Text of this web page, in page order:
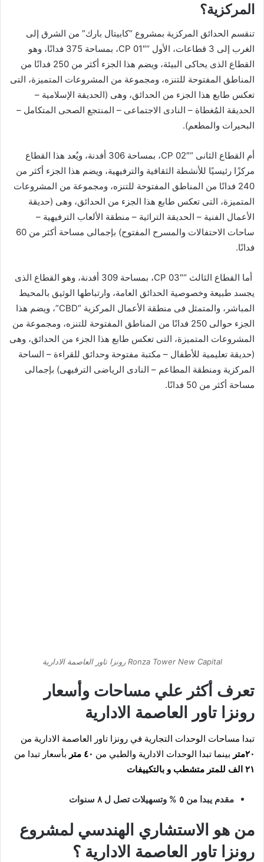
المركزية؟
تنقسم الحدائق المركزية بمشروع “كابيتال بارك” من الشرق إلى
الغرب إلى 3 قطاعات، الأول “CP 01″، بمساحة 375 فدانًا، وهو
القطاع الذى يحاكى البيئة، ويضم هذا الجزء أكثر من 250 فدانًا من
المناطق المفتوحة للتنزه، ومجموعة من المشروعات المتميزة، التى
تعكس طابع هذا الجزء من الحدائق، وهى (الحديقة الإسلامية –
الحديقة المُغطاة – النادى الاجتماعى – المنتجع الصحى المتكامل –
البحيرات والمطعم).
أم القطاع الثانى “CP 02″، بمساحة 306 أفدنة، ويُعد هذا القطاع
مركزًا رئيسيًا للأنشطة الثقافية والترفيهية، ويضم هذا الجزء أكثر من
240 فدانًا من المناطق المفتوحة للتنزه، ومجموعة من المشروعات
المتميزة، التى تعكس طابع هذا الجزء من الحدائق، وهى (حديقة
الأعمال الفنية – الحديقة التراثية – منطقة الألعاب الترفيهية –
ساحات الاحتفالات والمسرح المفتوح) بإجمالى مساحة أكثر من 60
فدانًا.
أما القطاع الثالث “CP 03″، بمساحة 309 أفدنة، وهو القطاع الذى
يجسد طبيعة وخصوصية الحدائق العامة، وارتباطها الوثيق بالمحيط
المباشر، والمتمثل فى منطقة الأعمال المركزية “CBD”، ويضم هذا
الجزء حوالى 250 فدانًا من المناطق المفتوحة للتنزه، ومجموعة من
المشروعات المتميزة، التى تعكس طابع هذا الجزء من الحدائق، وهى
(حديقة تعليمية للأطفال – مكتبة مفتوحة وحدائق للقراءة – الساحة
المركزية ومنطقة المطاعم – النادى الرياضى الترفيهى) بإجمالى
مساحة أكثر من 50 فدانًا.
Ronza Tower New Capital رونزا تاور العاصمة الادارية
تعرف أكثر علي مساحات وأسعار
رونزا تاور العاصمة الادارية
تبدا مساحات الوحدات التجارية في رونزا تاور العاصمة الادارية من
٢٠متر
بينما تبدا الوحدات الادارية والطبي من ٤٠ متر
بأسعار تبدا من
٢١ الف للمتر ‎متشطب و بالتكييفات
من هو الاستشاري الهندسي لمشروع
رونزا تاور العاصمة الادارية ؟